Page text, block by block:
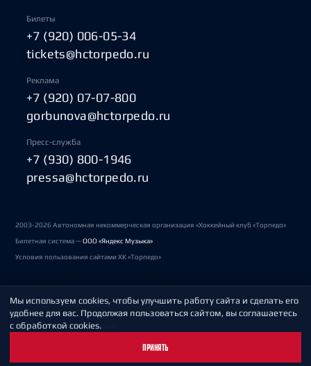
Билеты
+7 (920) 006-05-34
tickets@hctorpedo.ru
Реклама
+7 (920) 07-07-800
gorbunova@hctorpedo.ru
Пресс-служба
+7 (930) 800-1946
pressa@hctorpedo.ru
2003-2026 Автономная некоммерческая организация «Хоккейный клуб «Торпедо»
Билетная система —ООО «Яндекс Музыка»
Условия пользования сайтами ХК «Торпедо»
Политика обработки персональных данных
Пользовательское соглашение
Мы используем cookies, чтобы улучшить работу сайта и сделать его
удобнее для вас. Продолжая пользоваться сайтом, вы соглашаетесь
с обработкой cookies.
ПРИНЯТЬ